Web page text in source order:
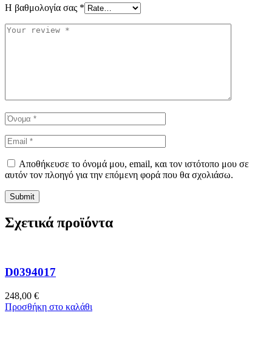
Η βαθμολογία σας *
Αποθήκευσε το όνομά μου, email, και τον ιστότοπο μου σε
αυτόν τον πλοηγό για την επόμενη φορά που θα σχολιάσω.
Σχετικά προϊόντα
D0394017
248,00 €
Προσθήκη στο καλάθι